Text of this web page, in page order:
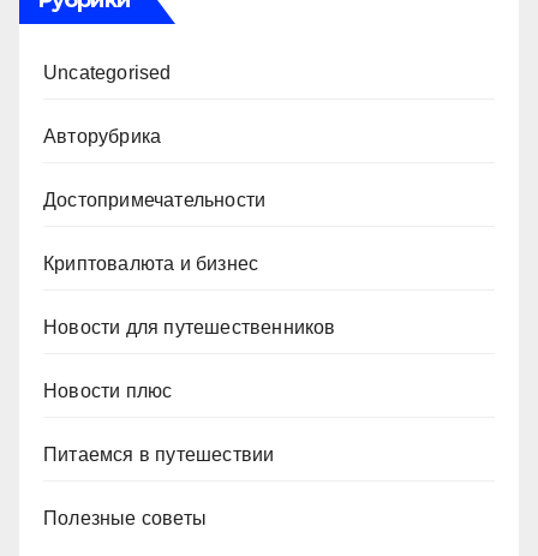
Uncategorised
Авторубрика
Достопримечательности
Криптовалюта и бизнес
Новости для путешественников
Новости плюс
Питаемся в путешествии
Полезные советы